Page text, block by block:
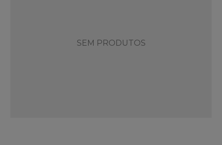
SEM PRODUTOS